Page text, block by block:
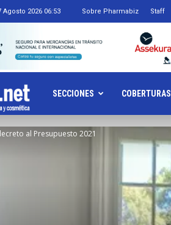
Agosto 2026 06:53 Sobre Pharmabiz Staff
Pharmabiz.NET
SECCIONES COBERTURAS
al Presupuesto 2021